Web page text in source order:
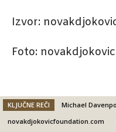
Izvor:
Foto:
KLJUČNE REČI Michael
novakdjokovicfoundation.com